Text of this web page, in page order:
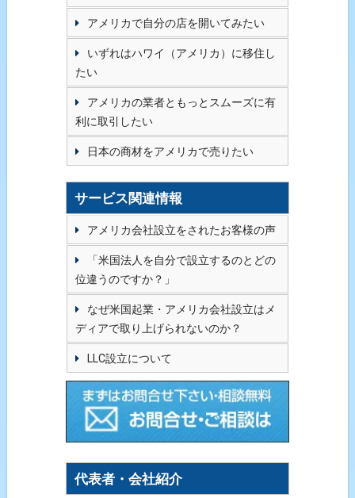
アメリカで自分の店を開いてみたい
いずれはハワイ（アメリカ）に移住し
たい
アメリカの業者ともっとスムーズに有
利に取引したい
日本の商材をアメリカで売りたい
サービス関連情報
アメリカ会社設立をされたお客様の声
「米国法人を自分で設立するのとどの
位違うのですか？」
なぜ米国起業・アメリカ会社設立はメ
ディアで取り上げられないのか？
LLC設立について
代表者・会社紹介